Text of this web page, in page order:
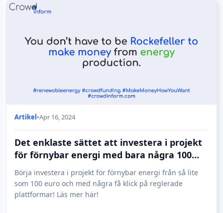
Artikel•Apr 16, 2024
Det enklaste sättet att investera i projekt
för förnybar energi med bara några 100
euro!
Börja investera i projekt för förnybar energi från så lite
som 100 euro och med några få klick på reglerade
plattformar! Läs mer här!